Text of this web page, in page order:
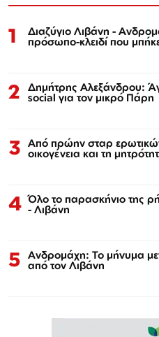
1 Διαζύγιο Λιβάνη -
πρόσωπο-κλειδί που
2 Δημήτρης Αλεξάνδρου:
social για τον μικρό Πάρη
3 Από πρώην σταρ
οικογένεια και τη
4 Όλο το παρασκήνιο της
- Λιβάνη
5 Ανδρομάχη: Το μήνυμα
από τον Λιβάνη